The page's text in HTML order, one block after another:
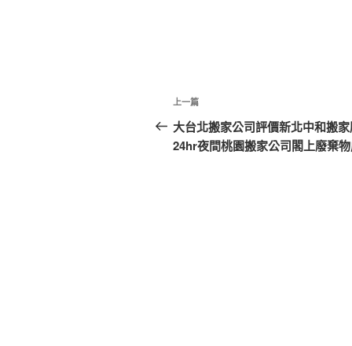
文
章
導
上
一
篇
上一篇
大台北搬家公司評價新北中和搬
24hr夜間桃園搬家公司閣上廢棄